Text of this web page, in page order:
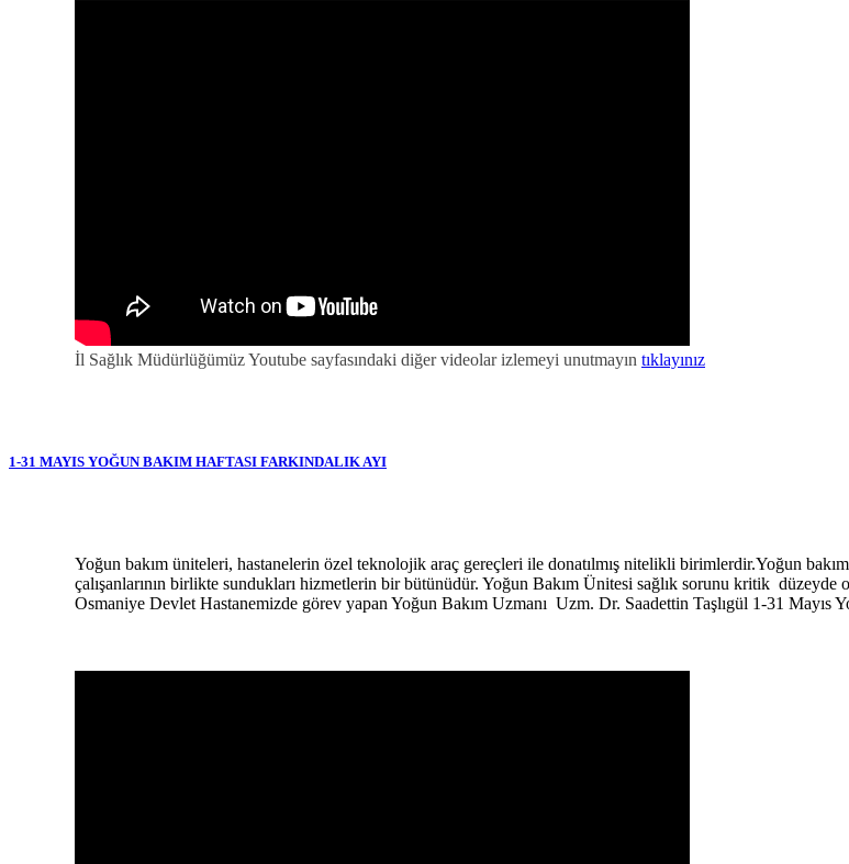
İl Sağlık Müdürlüğümüz Youtube sayfasındaki diğer videolar izlemeyi unutmayın tıklayınız
1-31 MAYIS YOĞUN BAKIM HAFTASI FARKINDALIK AYI
Yoğun bakım üniteleri, hastanelerin özel teknolojik araç gereçleri ile donatılmış nitelikli birimlerdir.Yoğun
çalışanlarının birlikte sundukları hizmetlerin bir bütünüdür. Yoğun Bakım Ünitesi sağlık sorunu kritik
Osmaniye Devlet Hastanemizde görev yapan Yoğun Bakım Uzmanı Uzm. Dr. Saadettin Taşlıgül 1-31 Mayıs